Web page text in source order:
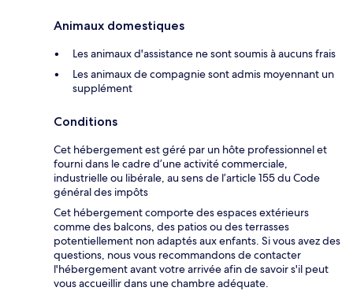
Animaux domestiques
Les animaux d'assistance ne sont soumis à aucuns frais
Les animaux de compagnie sont admis moyennant un
supplément
Conditions
Cet hébergement est géré par un hôte professionnel et
fourni dans le cadre d’une activité commerciale,
industrielle ou libérale, au sens de l’article 155 du Code
général des impôts
Cet hébergement comporte des espaces extérieurs
comme des balcons, des patios ou des terrasses
potentiellement non adaptés aux enfants. Si vous avez des
questions, nous vous recommandons de contacter
l'hébergement avant votre arrivée afin de savoir s'il peut
vous accueillir dans une chambre adéquate.